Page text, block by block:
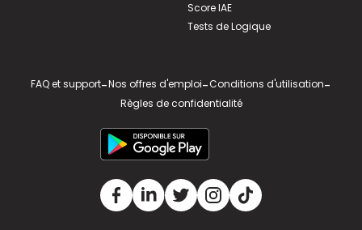
Score IAE
Tests de Logique
FAQ et support-Nos offres d'emploi-Conditions d'utilisation-
Règles de confidentialité